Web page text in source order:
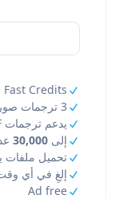
Fast Credits
3 ترجمات صورة إلى صورة/اليوم
يدعم ترجمات PDF الممسوحة ضوئيا
إلى 30,000
تحميل ملفات
إلغِ في أي
Ad free